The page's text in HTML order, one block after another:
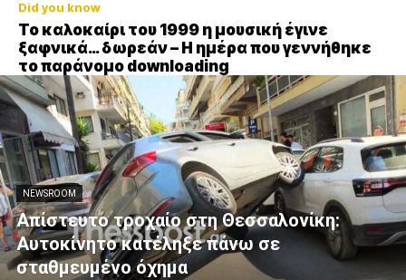
Did you know
Το καλοκαίρι του 1999 η μουσική έγινε
ξαφνικά… δωρεάν – Η ημέρα που γεννήθηκε
το παράνομο downloading
NEWSROOM
Απίστευτο τροχαίο στη Θεσσαλονίκη:
Αυτοκίνητο κατέληξε πάνω σε
σταθμευμένο όχημα